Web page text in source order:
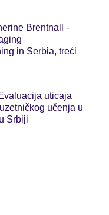
Brentnall -
in Serbia, treći
uticaja
učenja u
Srbiji